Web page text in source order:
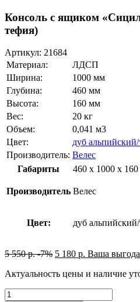
Консоль с ящиком
тефия)
Артикул: 21684
Материал:
ЛДСП
Ширина:
1000 мм
Глубина:
460 мм
Высота:
160 мм
Вес:
20 кг
Объем:
0,041 м3
Цвет:
дуб
Производитель: Велес
Габариты
460 x 1000 x 160
Производитель Велес
Цвет: дуб
5 550р. -7% 5 180 р. Ваша выгода
Актуальность цены и наличие